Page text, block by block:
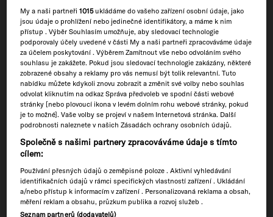
ICE TEA Set
Zvýhodněná cena
809,00 Kč Běžná cena
48 porcí · Pravý čaj, vitamíny a žádný
cukr
Vyprodáno
Ricola Set s Lahví
24 porcí · Bez cukru · Borosilikátová
Sleva 13% Sleva 14%
My a naši partneři1015ukládáme do vašeho zařízení osobní údaje, jako
jsou údaje o prohlížení nebo jedinečné identifikátory, a máme k nim
přístup . Výběr Souhlasím umožňuje, aby sledovací technologie
podporovaly účely uvedené v části My a naši partneři zpracováváme údaje
za účelem poskytování . Výběrem Zamítnout vše nebo odvoláním svého
souhlasu je zakážete. Pokud jsou sledovací technologie zakázány, některé
zobrazené obsahy a reklamy pro vás nemusí být tolik relevantní. Tuto
nabídku můžete kdykoli znovu zobrazit a změnit své volby nebo souhlas
odvolat kliknutím na odkaz Správa předvoleb ve spodní části webové
stránky [nebo plovoucí ikona v levém dolním rohu webové stránky, pokud
je to možné]. Vaše volby se projeví v našem Internetová stránka. Další
podrobnosti naleznete v našich Zásadách ochrany osobních údajů.
Společně s našimi partnery zpracováváme údaje s tímto
cílem:
Používání přesných údajů o zeměpisné poloze . Aktivní vyhledávání
identifikačních údajů v rámci specifických vlastností zařízení . Ukládání
a/nebo přístup k informacím v zařízení . Personalizovaná reklama a obsah,
měření reklam a obsahu, průzkum publika a rozvoj služeb .
Seznam partnerů (dodavatelů)